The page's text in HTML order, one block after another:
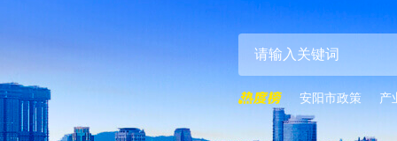
安阳市政策 产